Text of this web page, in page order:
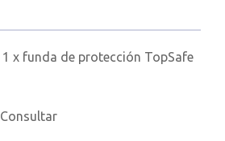
1 x funda de protección TopSafe
Consultar